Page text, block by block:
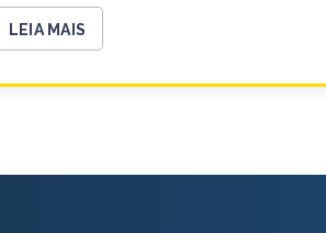
LEIA MAIS